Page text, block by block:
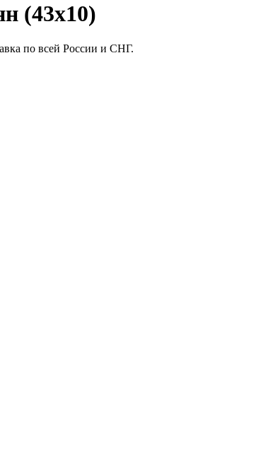
(43х10)
по всей России и СНГ.